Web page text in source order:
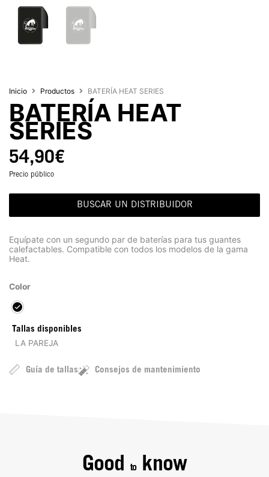
Inicio Productos BATERÍA HEAT SERIES
BATERÍA HEAT
SERIES
54,90€
Precio público
BUSCAR UN DISTRIBUIDOR
Equípate con un segundo par de baterías para tus guantes
calefactables. Compatible con todos los modelos de la gama
Heat.
Color
Tallas disponibles
LA PAREJA
Guía de tallas Consejos de mantenimiento
Good toknow